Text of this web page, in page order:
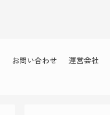
お問い合わせ 運営会社